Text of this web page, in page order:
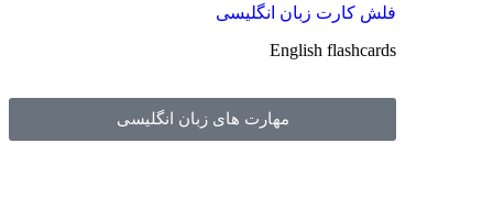
فلش کارت زبان انگلیسی
English flashcards
مهارت های زبان انگلیسی